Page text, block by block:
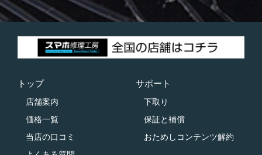
トップ
店舗案内
価格一覧
当店の口コミ
サポート
下取り
保証と補償
おためしコンテンツ解約